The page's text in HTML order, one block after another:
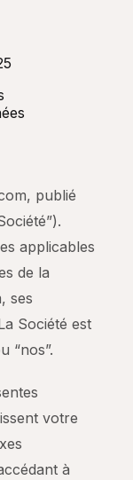
publié
applicables
de la
ses
Société est
“nos”.
votre
à